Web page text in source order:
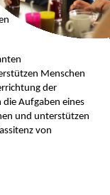
Menschen
der
die Aufgaben eines
und unterstützen
von